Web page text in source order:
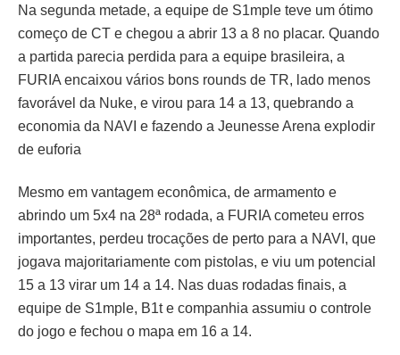
Na segunda metade, a equipe de S1mple teve um ótimo
começo de CT e chegou a abrir 13 a 8 no placar. Quando
a partida parecia perdida para a equipe brasileira, a
FURIA encaixou vários bons rounds de TR, lado menos
favorável da Nuke, e virou para 14 a 13, quebrando a
economia da NAVI e fazendo a Jeunesse Arena explodir
de euforia
Mesmo em vantagem econômica, de armamento e
abrindo um 5x4 na 28ª rodada, a FURIA cometeu erros
importantes, perdeu trocações de perto para a NAVI, que
jogava majoritariamente com pistolas, e viu um potencial
15 a 13 virar um 14 a 14. Nas duas rodadas finais, a
equipe de S1mple, B1t e companhia assumiu o controle
do jogo e fechou o mapa em 16 a 14.